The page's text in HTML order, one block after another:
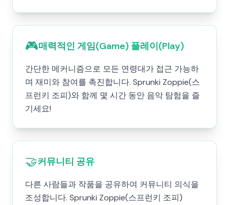
🎮매력적인 게임(Game) 플레이(Play)
간단한 메커니즘으로 모든 연령대가 접근 가능하
며 재미와 참여를 촉진합니다. Sprunki Zoppie(스
프런키 조피)와 함께 몇 시간 동안 음악 탐험을 즐
기세요!
🤝커뮤니티 공유
다른 사람들과 작품을 공유하여 커뮤니티 의식을
조성합니다. Sprunki Zoppie(스프런키 조피)